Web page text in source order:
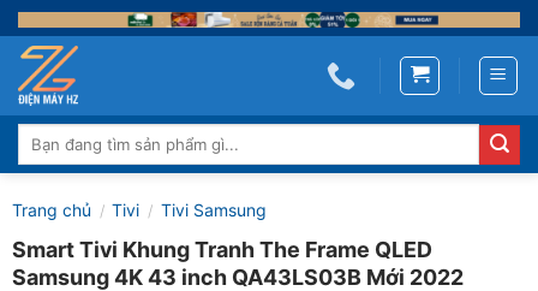
Skip
to
content
Tìm
kiếm:
Trang chủ / Tivi / Tivi Samsung
Smart Tivi Khung Tranh The Frame QLED
Samsung 4K 43 inch QA43LS03B Mới 2022